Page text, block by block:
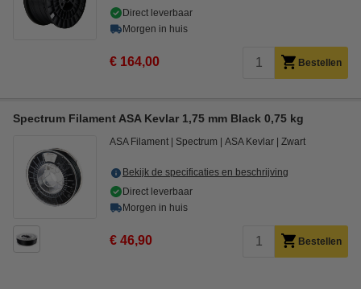
Direct leverbaar
Morgen in huis
€ 164,00 Bestellen
Spectrum Filament ASA Kevlar 1,75 mm Black 0,75 kg
ASA Filament Spectrum ASA Kevlar Zwart
Bekijk de specificaties en beschrijving
Direct leverbaar
Morgen in huis
€ 46,90 Bestellen